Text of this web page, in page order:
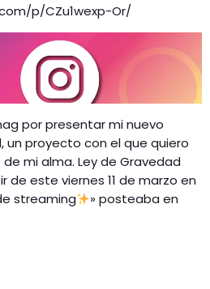
p/CZu1wexp-Or/
por presentar mi nuevo
un proyecto con el que quiero
mi alma. Ley de Gravedad
este viernes 11 de marzo en
streaming
» posteaba en